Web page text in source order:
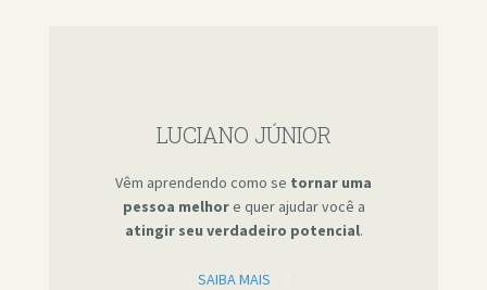
LUCIANO JÚNIOR
Vêm aprendendo como se tornar uma
pessoa melhore quer ajudar você a
atingir seu verdadeiro potencial.
SAIBA MAIS